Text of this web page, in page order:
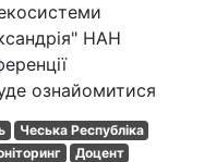
НАН
ознайомитися
Чеська Республіка
Доцент